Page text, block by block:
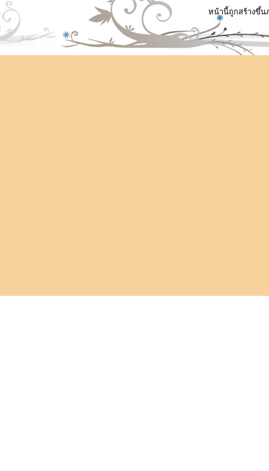
หน้านี้ถูกสร้างขึ้น